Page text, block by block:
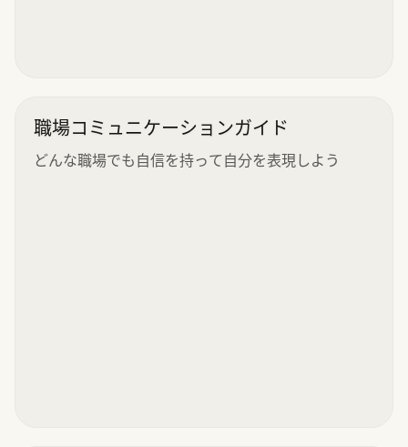
職場コミュニケーションガイド
どんな職場でも自信を持って自分を表現しよう